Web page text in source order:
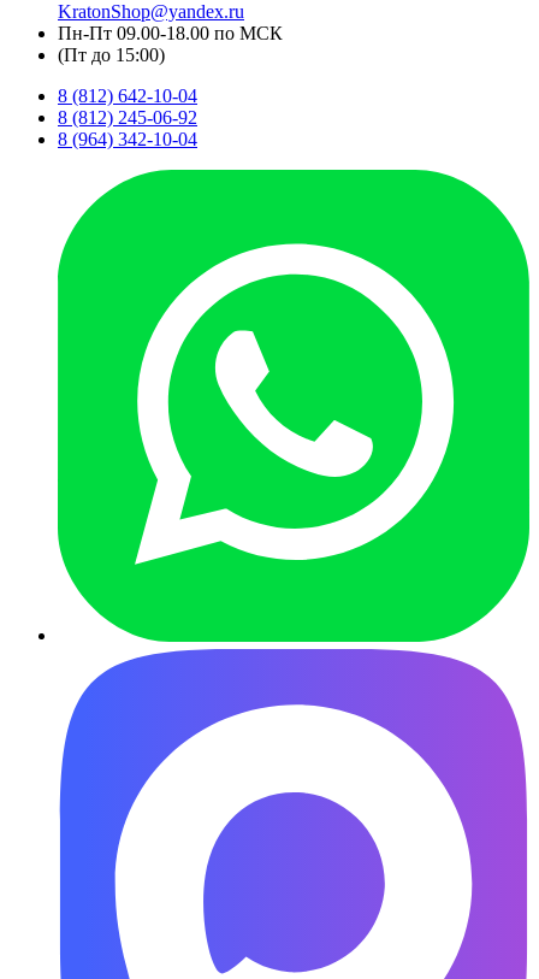
KratonShop@yandex.ru
Пн-Пт 09.00-18.00 по МСК
(Пт до 15:00)
8 (812) 642-10-04
8 (812) 245-06-92
8 (964) 342-10-04